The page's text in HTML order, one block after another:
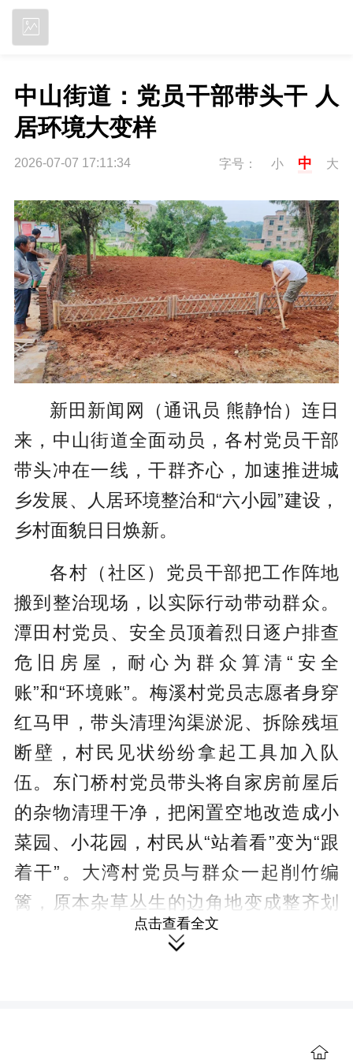
中山街道：党员干部带头干 人
居环境大变样
2026-07-07 17:11:34 字号： 小 中 大
新田新闻网（通讯员 熊静怡）连日
来，中山街道全面动员，各村党员干部
带头冲在一线，干群齐心，加速推进城
乡发展、人居环境整治和“六小园”建设，
乡村面貌日日焕新。
各村（社区）党员干部把工作阵地
搬到整治现场，以实际行动带动群众。
潭田村党员、安全员顶着烈日逐户排查
危旧房屋，耐心为群众算清“安全
账”和“环境账”。梅溪村党员志愿者身穿
红马甲，带头清理沟渠淤泥、拆除残垣
断壁，村民见状纷纷拿起工具加入队
伍。东门桥村党员带头将自家房前屋后
的杂物清理干净，把闲置空地改造成小
菜园、小花园，村民从“站着看”变为“跟
着干”。大湾村党员与群众一起削竹编
篱，原本杂草丛生的边角地变成整齐划
一的小菜园，村庄面貌焕然一新。
点击查看全文
